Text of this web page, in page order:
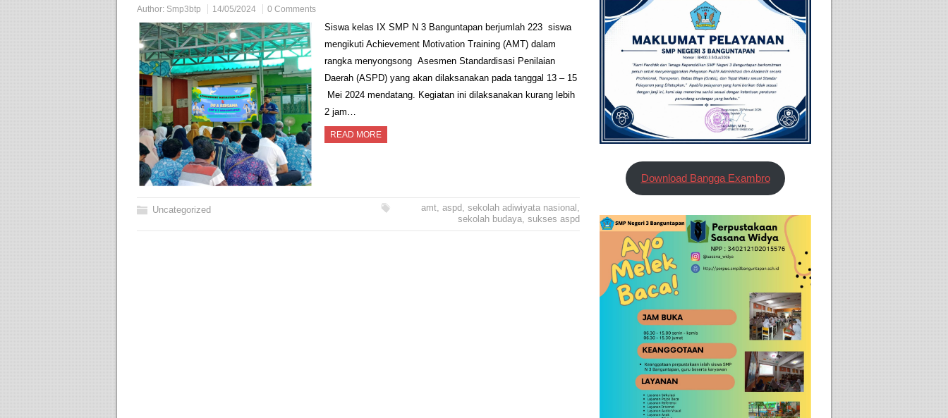
Author: Smp3btp 14/05/2024 0 Comments
Siswa kelas IX SMP N 3 Banguntapan berjumlah 223 siswa
mengikuti Achievement Motivation Training (AMT) dalam
rangka menyongsong Asesmen Standardisasi Penilaian
Daerah (ASPD) yang akan dilaksanakan pada tanggal 13 – 15
Mei 2024 mendatang. Kegiatan ini dilaksanakan kurang lebih
2 jam…
READ MORE
Uncategorized amt, aspd, sekolah adiwiyata nasional ,
sekolah budaya, sukses aspd
Download Bangga Exambro